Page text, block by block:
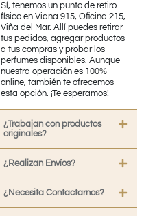
Sí, tenemos un punto de retiro
físico en Viana 915, Oficina 215,
Viña del Mar. Allí puedes retirar
tus pedidos, agregar productos
a tus compras y probar los
perfumes disponibles. Aunque
nuestra operación es 100%
online, también te ofrecemos
esta opción. ¡Te esperamos!
¿Trabajan con productos
originales?
¿Realizan Envíos?
¿Necesita Contactarnos?